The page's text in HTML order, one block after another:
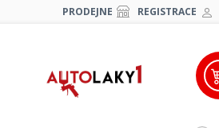
PRODEJNE REGISTRACE